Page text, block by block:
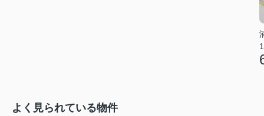
よく見られている物件